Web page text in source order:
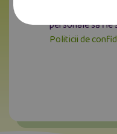
site-ului web și
personale să
Politicii de